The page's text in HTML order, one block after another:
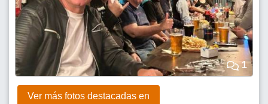
1
Ver más fotos destacadas en